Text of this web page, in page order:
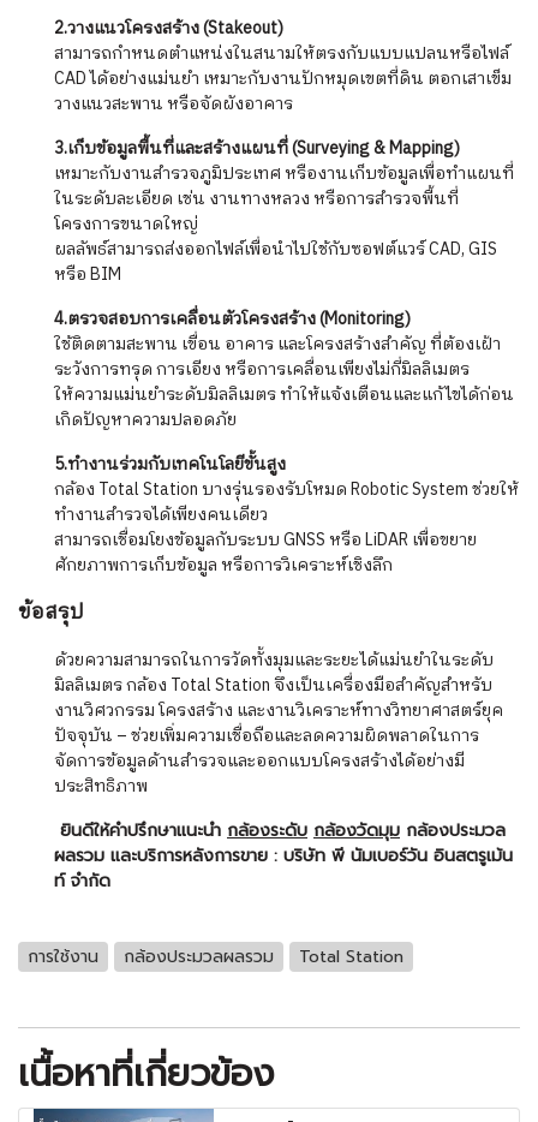
2.วางแนวโครงสร้าง (Stakeout)
สามารถกำหนดตำแหน่งในสนามให้ตรงกับแบบแปลนหรือไฟล์
CAD ได้อย่างแม่นยำ เหมาะกับงานปักหมุดเขตที่ดิน ตอกเสาเข็ม
วางแนวสะพาน หรือจัดผังอาคาร
3.เก็บข้อมูลพื้นที่และสร้างแผนที่ (Surveying & Mapping)
เหมาะกับงานสำรวจภูมิประเทศ หรืองานเก็บข้อมูลเพื่อทำแผนที่
ในระดับละเอียด เช่น งานทางหลวง หรือการสำรวจพื้นที่
โครงการขนาดใหญ่
ผลลัพธ์สามารถส่งออกไฟล์เพื่อนำไปใช้กับซอฟต์แวร์ CAD, GIS
หรือ BIM
4.ตรวจสอบการเคลื่อนตัวโครงสร้าง (Monitoring)
ใช้ติดตามสะพาน เขื่อน อาคาร และโครงสร้างสำคัญ ที่ต้องเฝ้า
ระวังการทรุด การเอียง หรือการเคลื่อนเพียงไม่กี่มิลลิเมตร
ให้ความแม่นยำระดับมิลลิเมตร ทำให้แจ้งเตือนและแก้ไขได้ก่อน
เกิดปัญหาความปลอดภัย
5.ทำงานร่วมกับเทคโนโลยีขั้นสูง
กล้อง Total Station บางรุ่นรองรับโหมด Robotic System ช่วยให้
ทำงานสำรวจได้เพียงคนเดียว
สามารถเชื่อมโยงข้อมูลกับระบบ GNSS หรือ LiDAR เพื่อขยาย
ศักยภาพการเก็บข้อมูล หรือการวิเคราะห์เชิงลึก
ข้อสรุป
ด้วยความสามารถในการวัดทั้งมุมและระยะได้แม่นยำในระดับ
มิลลิเมตร กล้อง Total Station จึงเป็นเครื่องมือสำคัญสำหรับ
งานวิศวกรรม โครงสร้าง และงานวิเคราะห์ทางวิทยาศาสตร์ยุค
ปัจจุบัน – ช่วยเพิ่มความเชื่อถือและลดความผิดพลาดในการ
จัดการข้อมูลด้านสำรวจและออกแบบโครงสร้างได้อย่างมี
ประสิทธิภาพ
ยินดีให้คำปรึกษาแนะนำ กล้องระดับ กล้องวัดมุม กล้องประมวล
ผลรวม และบริการหลังการขาย : บริษัท พี นัมเบอร์วัน อินสตรูเม้น
ท์ จำกัด
การใช้งาน กล้องประมวลผลรวม Total Station
เนื้อหาที่เกี่ยวข้อง